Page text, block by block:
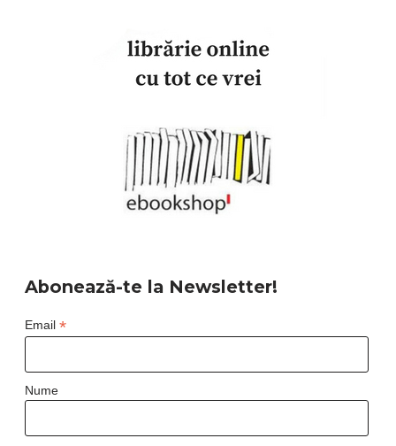
Abonează-te la Newsletter!
Email *
Nume